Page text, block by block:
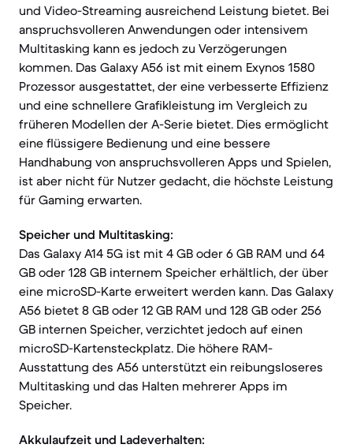
und Video-Streaming ausreichend Leistung bietet. Bei
anspruchsvolleren Anwendungen oder intensivem
Multitasking kann es jedoch zu Verzögerungen
kommen. Das Galaxy A56 ist mit einem Exynos 1580
Prozessor ausgestattet, der eine verbesserte Effizienz
und eine schnellere Grafikleistung im Vergleich zu
früheren Modellen der A-Serie bietet. Dies ermöglicht
eine flüssigere Bedienung und eine bessere
Handhabung von anspruchsvolleren Apps und Spielen,
ist aber nicht für Nutzer gedacht, die höchste Leistung
für Gaming erwarten.
Speicher und Multitasking:
Das Galaxy A14 5G ist mit 4 GB oder 6 GB RAM und 64
GB oder 128 GB internem Speicher erhältlich, der über
eine microSD-Karte erweitert werden kann. Das Galaxy
A56 bietet 8 GB oder 12 GB RAM und 128 GB oder 256
GB internen Speicher, verzichtet jedoch auf einen
microSD-Kartensteckplatz. Die höhere RAM-
Ausstattung des A56 unterstützt ein reibungsloseres
Multitasking und das Halten mehrerer Apps im
Speicher.
Akkulaufzeit und Ladeverhalten: